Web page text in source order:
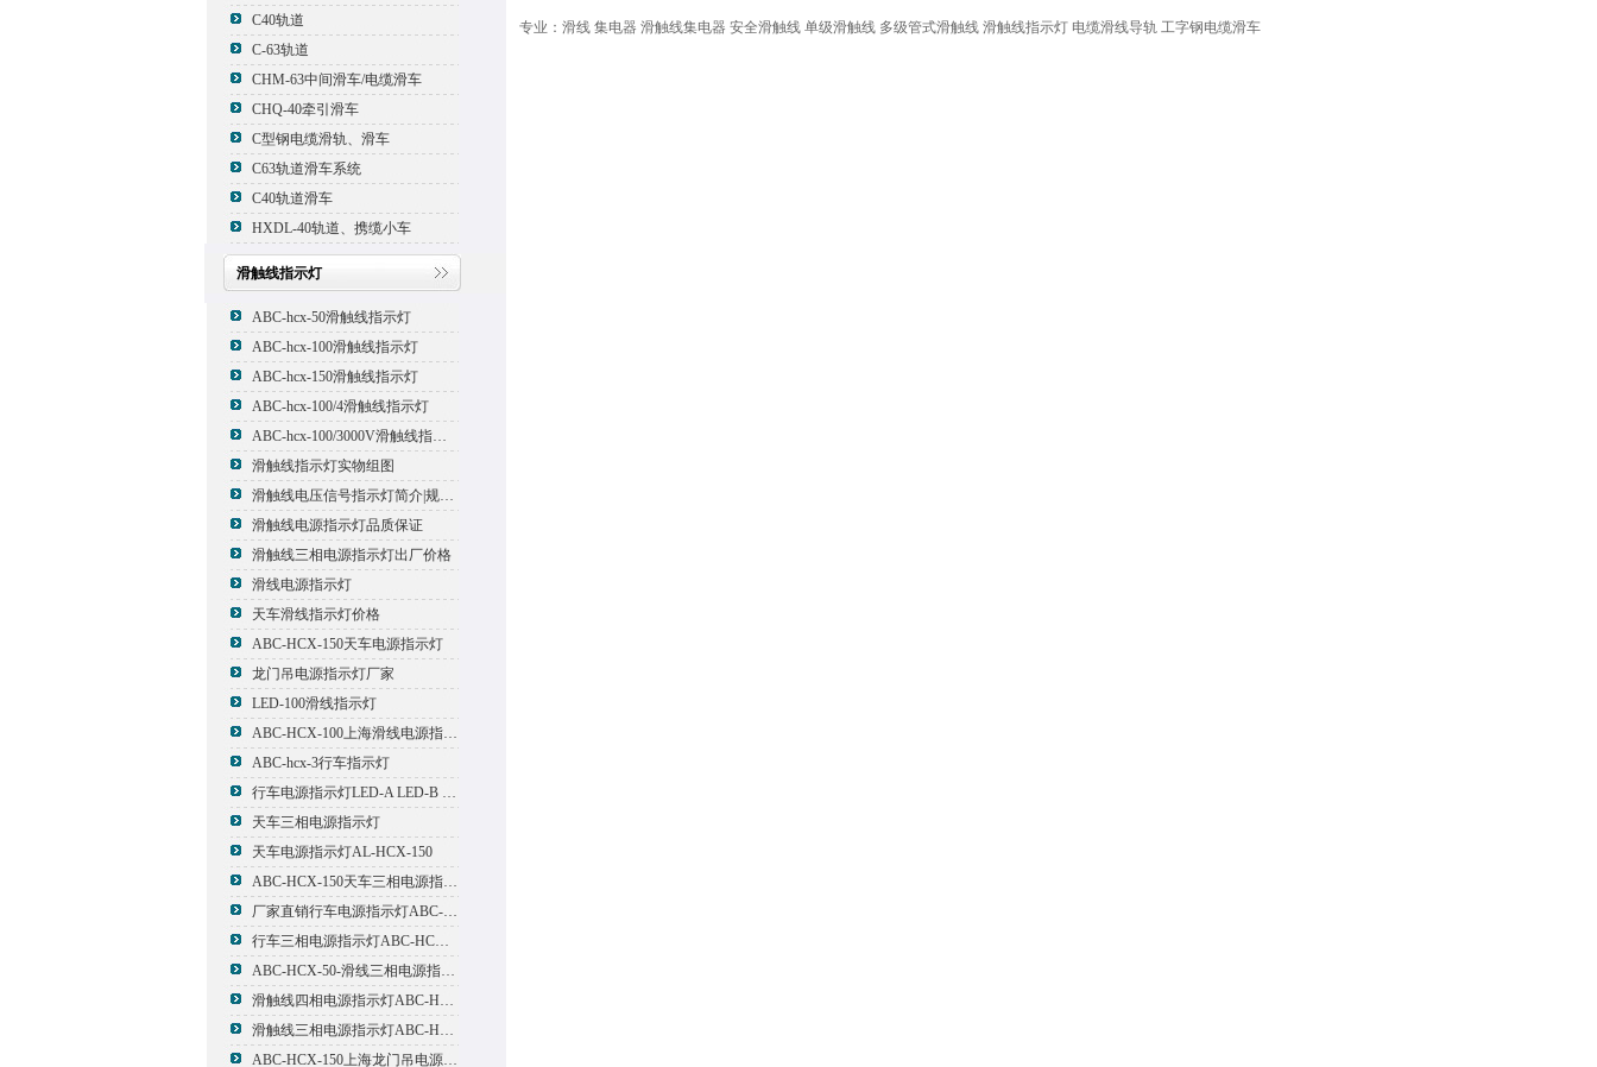
C40轨道
C-63轨道
CHM-63中间滑车/电缆滑车
CHQ-40牵引滑车
C型钢电缆滑轨、滑车
C63轨道滑车系统
C40轨道滑车
HXDL-40轨道、携缆小车
滑触线指示灯
ABC-hcx-50滑触线指示灯
ABC-hcx-100滑触线指示灯
ABC-hcx-150滑触线指示灯
ABC-hcx-100/4滑触线指示灯
ABC-hcx-100/3000V滑触线指示灯
滑触线指示灯实物组图
滑触线电压信号指示灯简介|规格|型号
滑触线电源指示灯品质保证
滑触线三相电源指示灯出厂价格
滑线电源指示灯
天车滑线指示灯价格
ABC-HCX-150天车电源指示灯
龙门吊电源指示灯厂家
LED-100滑线指示灯
ABC-HCX-100上海滑线电源指示灯厂家
ABC-hcx-3行车指示灯
行车电源指示灯LED-A LED-B LED-C
天车三相电源指示灯
天车电源指示灯AL-HCX-150
ABC-HCX-150天车三相电源指示灯出厂价格
厂家直销行车电源指示灯ABC-HCX-150
行车三相电源指示灯ABC-HCX-150
ABC-HCX-50-滑线三相电源指示灯厂家
滑触线四相电源指示灯ABC-HCX-100/4
滑触线三相电源指示灯ABC-HCX-100
ABC-HCX-150上海龙门吊电源指示灯
专业：滑线 集电器 滑触线集电器 安全滑触线 单级滑触线 多级管式滑触线 滑触线指示灯 电缆滑线导轨 工字钢电缆滑车